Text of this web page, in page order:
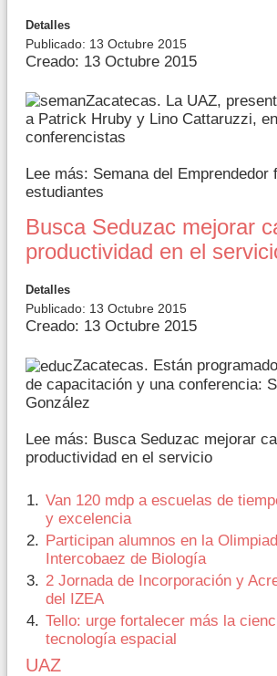
Detalles
Publicado: 13 Octubre 2015
Creado: 13 Octubre 2015
Zacatecas. La UAZ,
a Patrick Hruby y Lino Cattaruzzi,
conferencistas
Lee más: Semana del Emprendedor
estudiantes
Busca Seduzac mejorar
productividad en el
Detalles
Publicado: 13 Octubre 2015
Creado: 13 Octubre 2015
Zacatecas. Están
de capacitación y una conferencia:
González
Lee más: Busca Seduzac mejorar
productividad en el servicio
Van 120 mdp a escuelas de
y excelencia
Participan alumnos en la
Intercobaez de Biología
2 Jornada de Incorporación y
del IZEA
Tello: urge fortalecer más la
tecnología espacial
UAZ